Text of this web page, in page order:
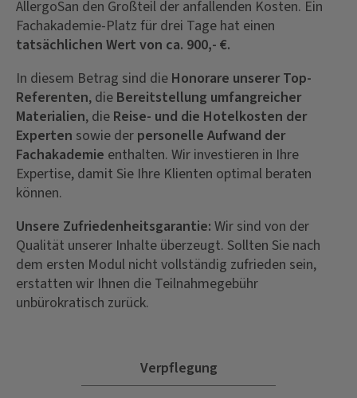
AllergoSan den Großteil der anfallenden Kosten. Ein
Fachakademie-Platz für drei Tage hat einen
tatsächlichen Wert von ca. 900,- €.
In diesem Betrag sind die Honorare unserer Top-
Referenten, die Bereitstellung umfangreicher
Materialien, die Reise- und die Hotelkosten der
Experten sowie der personelle Aufwand der
Fachakademie enthalten. Wir investieren in Ihre
Expertise, damit Sie Ihre Klienten optimal beraten
können.
Unsere Zufriedenheitsgarantie: Wir sind von der
Qualität unserer Inhalte überzeugt. Sollten Sie nach
dem ersten Modul nicht vollständig zufrieden sein,
erstatten wir Ihnen die Teilnahmegebühr
unbürokratisch zurück.
Verpflegung